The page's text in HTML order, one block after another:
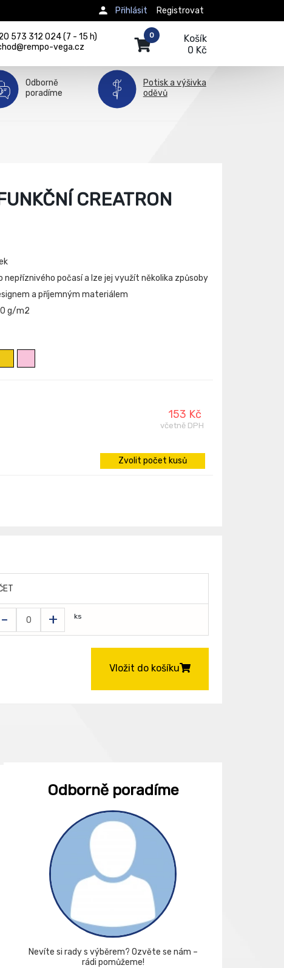
Registrovat
Přihlásit
573 312 024 (7 - 15 h)
vega.cz
Košík
0 Kč
0
Odborně
poradíme
Potisk a výšivka
oděvů
CREATRON
nepříznivého počasí a lze jej využít několika způsoby
a příjemným materiálem
g/m2
153 Kč
včetně DPH
Zvolit počet kusů
- + ks
Vložit do košíku
Odborně poradíme
Nevíte si rady s výběrem? Ozvěte se nám –
rádi pomůžeme!